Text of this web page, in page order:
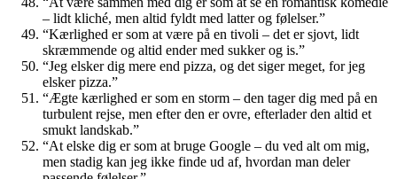
– lidt kliché, men altid fyldt med latter og følelser.”
“Kærlighed er som at være på en tivoli – det er sjovt, lidt
skræmmende og altid ender med sukker og is.”
“Jeg elsker dig mere end pizza, og det siger meget, for jeg
elsker pizza.”
“Ægte kærlighed er som en storm – den tager dig med på en
turbulent rejse, men efter den er ovre, efterlader den altid et
smukt landskab.”
“At elske dig er som at bruge Google – du ved alt om mig,
men stadig kan jeg ikke finde ud af, hvordan man deler